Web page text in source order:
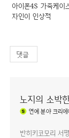
아이폰4S 가죽케이
자인이 인상적
댓글
노지의 소박
연예분야 크리에
반히키코모리 서